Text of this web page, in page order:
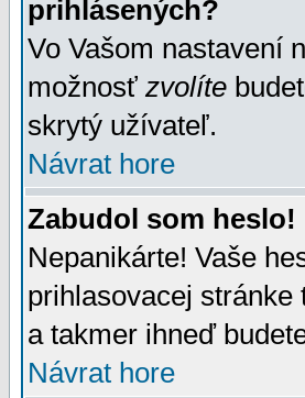
prihlásených?
Vo Vašom nastavení
možnosť zvolíte
skrytý užívateľ.
Návrat hore
Zabudol som heslo!
Nepanikárte! Vaše
prihlasovacej stránke
a takmer ihneď
Návrat hore